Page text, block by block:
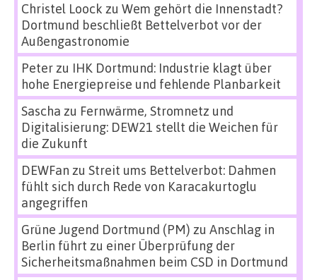
Christel Loock zu Wem gehört die Innenstadt?
Dortmund beschließt Bettelverbot vor der
Außengastronomie
Peterzu IHK Dortmund: Industrie klagt über
hohe Energiepreise und fehlende Planbarkeit
Sascha zu Fernwärme, Stromnetz und
Digitalisierung: DEW21 stellt die Weichen für
die Zukunft
DEWFan zu Streit ums Bettelverbot: Dahmen
fühlt sich durch Rede von Karacakurtoglu
angegriffen
Grüne Jugend Dortmund (PM) zu Anschlag in
Berlin führt zu einer Überprüfung der
Sicherheitsmaßnahmen beim CSD in Dortmund